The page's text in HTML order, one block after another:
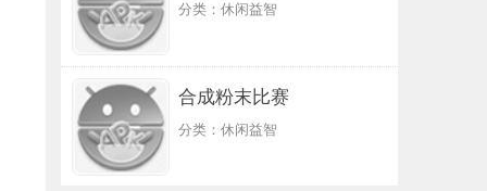
分类：休闲益智
合成粉末比赛
分类：休闲益智